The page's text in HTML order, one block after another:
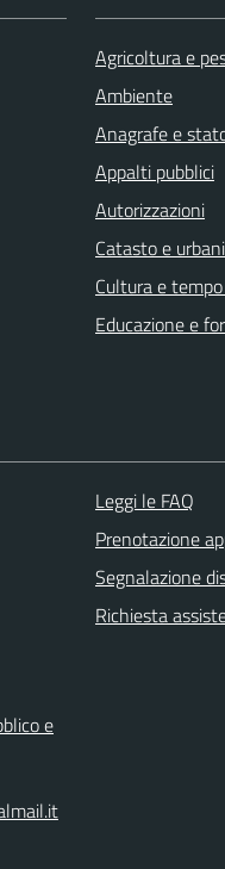
Agricoltura e
Ambiente
Anagrafe e
Appalti pubblici
Autorizzazioni
Catasto e
Cultura e
Educazione e
e
Leggi le FAQ
Prenotazione
Segnalazione
Richiesta